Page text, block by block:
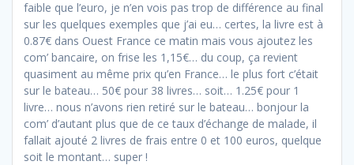
faible que l’euro, je n’en vois pas trop de différence au final
sur les quelques exemples que j’ai eu… certes, la livre est à
0.87€ dans Ouest France ce matin mais vous ajoutez les
com’ bancaire, on frise les 1,15€… du coup, ça revient
quasiment au même prix qu’en France… le plus fort c’était
sur le bateau… 50€ pour 38 livres… soit… 1.25€ pour 1
livre… nous n’avons rien retiré sur le bateau… bonjour la
com’ d’autant plus que de ce taux d’échange de malade, il
fallait ajouté 2 livres de frais entre 0 et 100 euros, quelque
soit le montant… super !